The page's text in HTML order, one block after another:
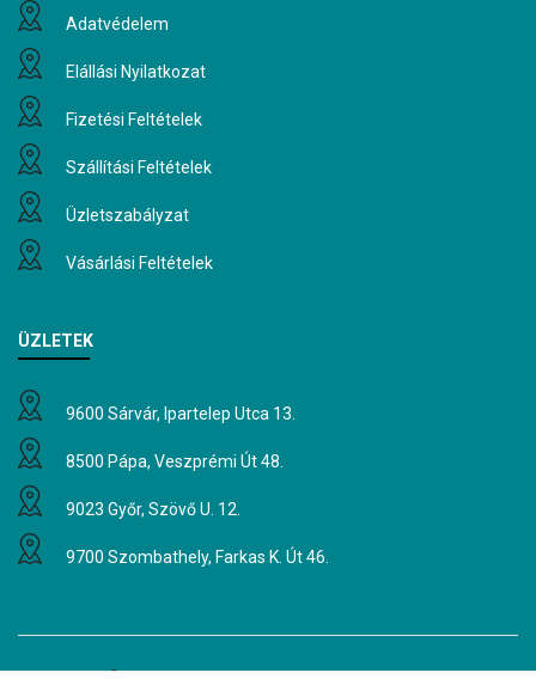
Adatvédelem
Elállási Nyilatkozat
Fizetési Feltételek
Szállítási Feltételek
Üzletszabályzat
Vásárlási Feltételek
ÜZLETEK
9600 Sárvár, Ipartelep Utca 13.
8500 Pápa, Veszprémi Út 48.
9023 Győr, Szövő U. 12.
9700 Szombathely, Farkas K. Út 46.